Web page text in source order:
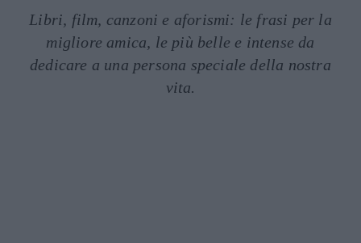
Libri, film, canzoni e aforismi: le frasi per la
migliore amica, le più belle e intense da
dedicare a una persona speciale della nostra
vita.